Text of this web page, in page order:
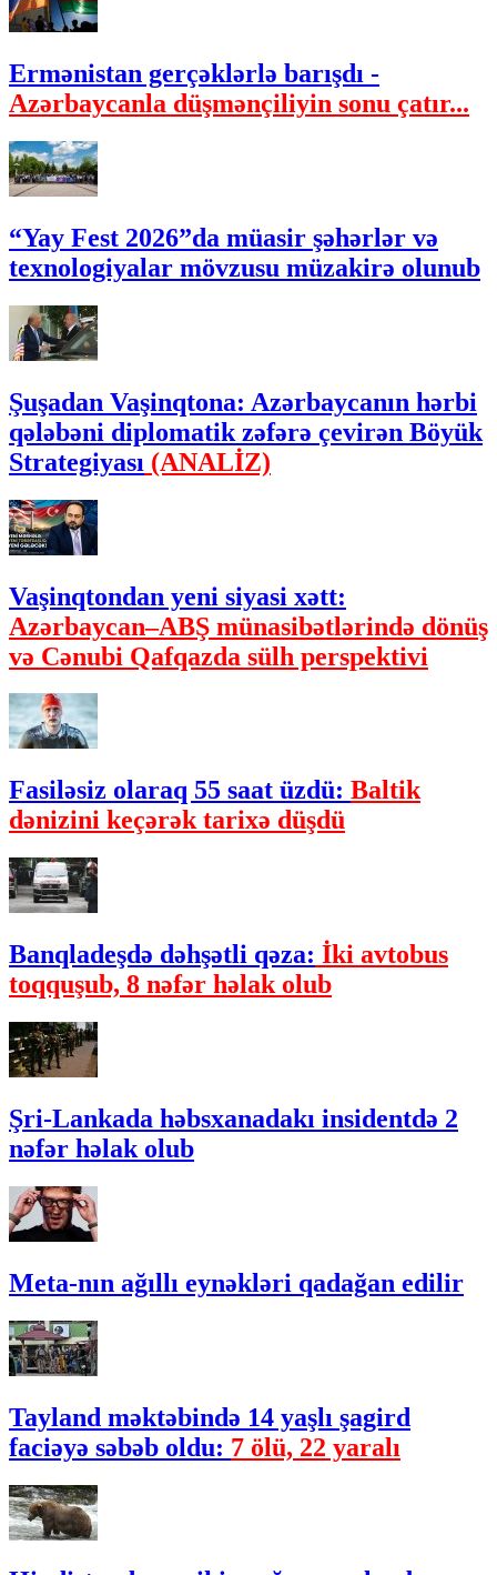
Ermənistan gerçəklərlə barışdı -
Azərbaycanla düşmənçiliyin sonu çatır...
“Yay Fest 2026”da müasir şəhərlər və
texnologiyalar mövzusu müzakirə olunub
Şuşadan Vaşinqtona: Azərbaycanın hərbi
qələbəni diplomatik zəfərə çevirən Böyük
Strategiyası (ANALİZ)
Vaşinqtondan yeni siyasi xətt:
Azərbaycan–ABŞ münasibətlərində dönüş
və Cənubi Qafqazda sülh perspektivi
Fasiləsiz olaraq 55 saat üzdü: Baltik
dənizini keçərək tarixə düşdü
Banqladeşdə dəhşətli qəza: İki avtobus
toqquşub, 8 nəfər həlak olub
Şri-Lankada həbsxanadakı insidentdə 2
nəfər həlak olub
Meta-nın ağıllı eynəkləri qadağan edilir
Tayland məktəbində 14 yaşlı şagird
faciəyə səbəb oldu: 7 ölü, 22 yaralı